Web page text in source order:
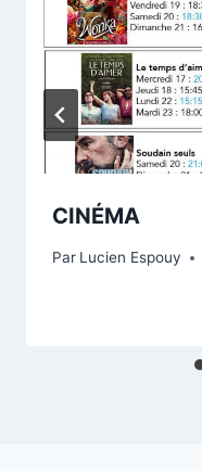
CINÉMA
Par Lucien Espouy